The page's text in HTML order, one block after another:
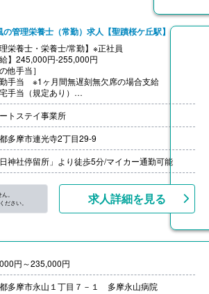
管理栄養士（常勤）求人【聖蹟桜ケ丘駅】
理栄養士・栄養士/常勤】※正社員
給】245,000円-255,000円
他手当］
勤手当 ※1ヶ月間無遅刻無欠席の場合支給
手当（規定あり）
手当
年始手当 380円/時（12/30 0時-1/3 24時）
手当】あり（社内規定あり）
】年2回（6月・12月）
】年1回（4月）
別報酬（年1回）】厨房職:平均330,000円（2025年6
実績）
、雇用形態、在籍期間、会社の業績等によって支
異なる。
金】あり
トステイ事業所
多摩市連光寺2丁目29-9
日神社停留所」より徒歩5分/マイカー通勤可能
。
ださい。
求人詳細を見る
円～235,000円
多摩市永山１丁目７－１ 多摩永山病院